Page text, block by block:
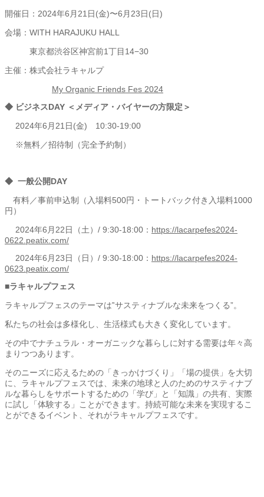
開催日：2024年6月21日(金)〜6月23日(日)
会場：WITH HARAJUKU HALL
東京都渋谷区神宮前1丁目14−30
主催：株式会社ラキャルプ
My Organic Friends Fes 2024
◆ ビジネスDAY ＜メディア・バイヤーの方限定＞
2024年6⽉21⽇(金) 10:30-19:00
※無料／招待制（完全予約制）
◆ ⼀般公開DAY
有料／事前申込制（⼊場料500円・トートバック付き入場料1000
円）
2024年6⽉22⽇（⼟）/ 9:30-18:00： https://lacarpefes2024-
0622.peatix.com/
2024年6⽉23⽇（日）/ 9:30-18:00： https://lacarpefes2024-
0623.peatix.com/
■ラキャルプフェス
ラキャルプフェスのテーマは‟サスティナブルな未来をつくる”。
私たちの社会は多様化し、生活様式も大きく変化しています。
その中でナチュラル・オーガニックな暮らしに対する需要は年々高
まりつつあります。
そのニーズに応えるための「きっかけづくり」「場の提供」を大切
に、ラキャルプフェスでは、未来の地球と人のためのサスティナブ
ルな暮らしをサポートするための「学び」と「知識」の共有、実際
に試し「体験する」ことができます。持続可能な未来を実現するこ
とができるイベント、それがラキャルプフェスです。